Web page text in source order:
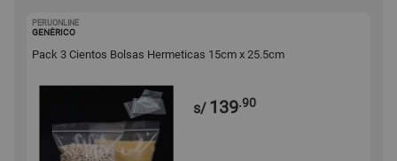
PERUONLINE
GENÉRICO
Pack 3 Cientos Bolsas Hermeticas 15cm x 25.5cm
s/ 139.90